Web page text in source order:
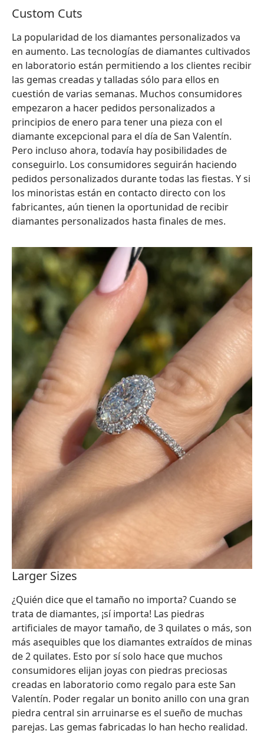
Custom Cuts
La popularidad de los diamantes personalizados va
en aumento. Las tecnologías de diamantes cultivados
en laboratorio están permitiendo a los clientes recibir
las gemas creadas y talladas sólo para ellos en
cuestión de varias semanas. Muchos consumidores
empezaron a hacer pedidos personalizados a
principios de enero para tener una pieza con el
diamante excepcional para el día de San Valentín.
Pero incluso ahora, todavía hay posibilidades de
conseguirlo. Los consumidores seguirán haciendo
pedidos personalizados durante todas las fiestas. Y si
los minoristas están en contacto directo con los
fabricantes, aún tienen la oportunidad de recibir
diamantes personalizados hasta finales de mes.
Larger Sizes
¿Quién dice que el tamaño no importa? Cuando se
trata de diamantes, ¡sí importa! Las piedras
artificiales de mayor tamaño, de 3 quilates o más, son
más asequibles que los diamantes extraídos de minas
de 2 quilates. Esto por sí solo hace que muchos
consumidores elijan joyas con piedras preciosas
creadas en laboratorio como regalo para este San
Valentín. Poder regalar un bonito anillo con una gran
piedra central sin arruinarse es el sueño de muchas
parejas. Las gemas fabricadas lo han hecho realidad.